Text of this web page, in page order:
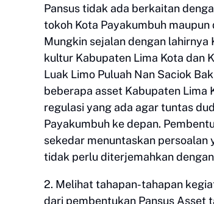
Pansus tidak ada berkaitan
tokoh Kota Payakumbuh
Mungkin sejalan dengan lahirnya
kultur Kabupaten Lima Kota dan
Luak Limo Puluah Nan Saciok
beberapa asset Kabupaten Lima
regulasi yang ada agar tuntas
Payakumbuh ke depan.
sekedar menuntaskan
tidak perlu diterjemahkan
2. Melihat tahapan-tahapan
dari pembentukan Pansus Asset